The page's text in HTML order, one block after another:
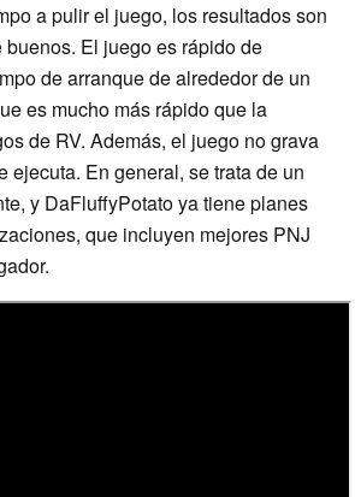
a pulir el juego, los resultados son
El juego es rápido de
de arranque de alrededor de un
es mucho más rápido que la
de RV. Además, el juego no grava
ejecuta. En general, se trata de un
y DaFluffyPotato ya tiene planes
que incluyen mejores PNJ